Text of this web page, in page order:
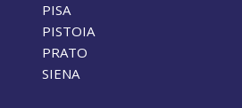
PISA
PISTOIA
PRATO
SIENA